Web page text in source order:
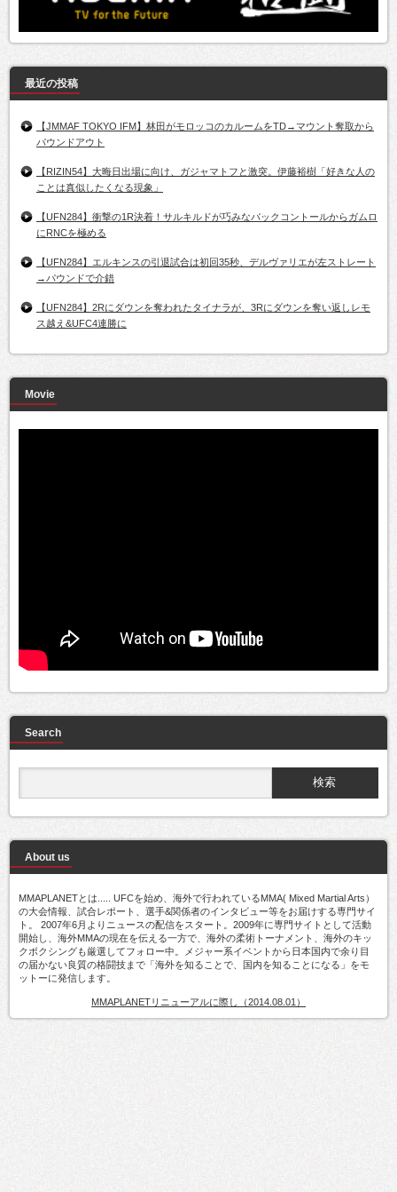
最近の投稿
【JMMAF TOKYO IFM】林田がモロッコのカルームをTD→マウント奪取から
パウンドアウト
【RIZIN54】大晦日出場に向け、ガジャマトフと激突。伊藤裕樹「好きな人の
ことは真似したくなる現象」
【UFN284】衝撃の1R決着！サルキルドが巧みなバックコントールからガムロ
にRNCを極める
【UFN284】エルキンスの引退試合は初回35秒、デルヴァリエが左ストレート
→パウンドで介錯
【UFN284】2Rにダウンを奪われたタイナラが、3Rにダウンを奪い返しレモ
ス越え&UFC4連勝に
Movie
Search
About us
MMAPLANETとは..... UFCを始め、海外で行われているMMA( Mixed Martial Arts）
の大会情報、試合レポート、選手&関係者のインタビュー等をお届けする専門サイ
ト。 2007年6月よりニュースの配信をスタート。2009年に専門サイトとして活動
開始し、海外MMAの現在を伝える一方で、海外の柔術トーナメント、海外のキッ
クボクシングも厳選してフォロー中。メジャー系イベントから日本国内で余り目
の届かない良質の格闘技まで「海外を知ることで、国内を知ることになる」をモ
ットーに発信します。
MMAPLANETリニューアルに際し（2014.08.01）